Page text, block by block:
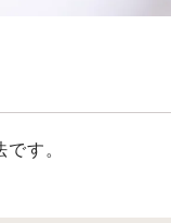
す。